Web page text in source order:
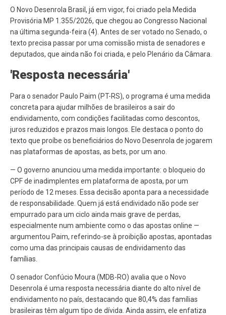
O Novo Desenrola Brasil, já em vigor, foi criado pela Medida
Provisória MP 1.355/2026, que chegou ao Congresso Nacional
na última segunda-feira (4). Antes de ser votado no Senado, o
texto precisa passar por uma comissão mista de senadores e
deputados, que ainda não foi criada, e pelo Plenário da Câmara.
'Resposta necessária'
Para o senador Paulo Paim (PT-RS), o programa é uma medida
concreta para ajudar milhões de brasileiros a sair do
endividamento, com condições facilitadas como descontos,
juros reduzidos e prazos mais longos. Ele destaca o ponto do
texto que proíbe os beneficiários do Novo Desenrola de jogarem
nas plataformas de apostas, as bets, por um ano.
— O governo anunciou uma medida importante: o bloqueio do
CPF de inadimplentes em plataforma de aposta, por um
período de 12 meses. Essa decisão aponta para a necessidade
de responsabilidade. Quem já está endividado não pode ser
empurrado para um ciclo ainda mais grave de perdas,
especialmente num ambiente como o das apostas online —
argumentou Paim, referindo-se à proibição apostas, apontadas
como uma das principais causas de endividamento das
famílias.
O senador Confúcio Moura (MDB-RO) avalia que o Novo
Desenrola é uma resposta necessária diante do alto nível de
endividamento no país, destacando que 80,4% das famílias
brasileiras têm algum tipo de dívida. Ainda assim, ele enfatiza